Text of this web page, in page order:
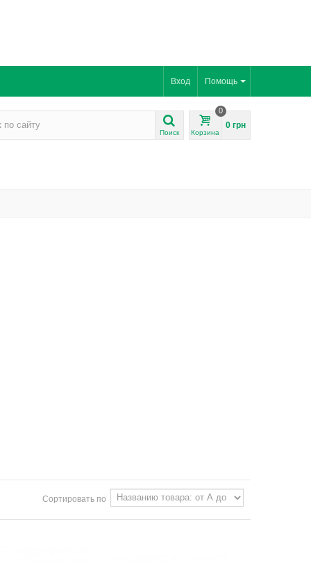
Помощь
Вход
Поиск Корзина
0
0 грн
Сортировать по